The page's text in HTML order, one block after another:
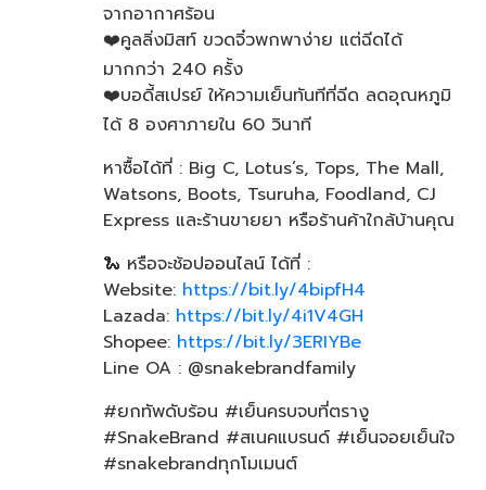
จากอากาศร้อน
❤️คูลลิ่งมิสท์ ขวดจิ๋วพกพาง่าย แต่ฉีดได้
มากกว่า 240 ครั้ง
❤️บอดี้สเปรย์ ให้ความเย็นทันทีที่ฉีด ลดอุณหภูมิ
ได้ 8 องศาภายใน 60 วินาที
หาซื้อได้ที่ : Big C, Lotus’s, Tops, The Mall,
Watsons, Boots, Tsuruha, Foodland, CJ
Express และร้านขายยา หรือร้านค้าใกล้บ้านคุณ
🐍 หรือจะช้อปออนไลน์ ได้ที่ :
Website: https://bit.ly/4bipfH4
Lazada: https://bit.ly/4i1V4GH
Shopee: https://bit.ly/3ERIYBe
Line OA : @snakebrandfamily
#ยกทัพดับร้อน #เย็นครบจบที่ตรางู
#SnakeBrand #สเนคแบรนด์​ #เย็นจอยเย็นใจ
#snakebrandทุกโมเมนต์